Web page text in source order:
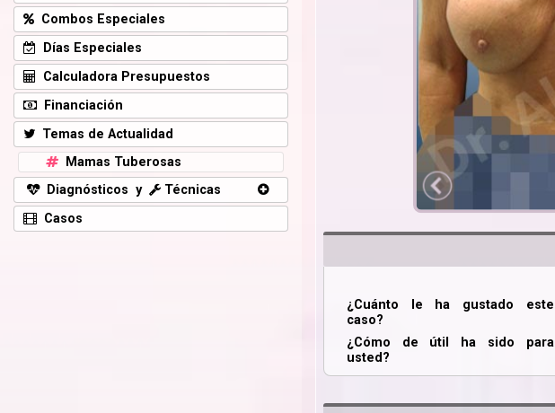
¿Cuánto le ha gustado este
caso?
¿Cómo de útil ha sido para
usted?
Combos Especiales
Días Especiales
Calculadora Presupuestos
Financiación
Temas de Actualidad
Mamas Tuberosas
Diagnósticos y
Técnicas
Casos